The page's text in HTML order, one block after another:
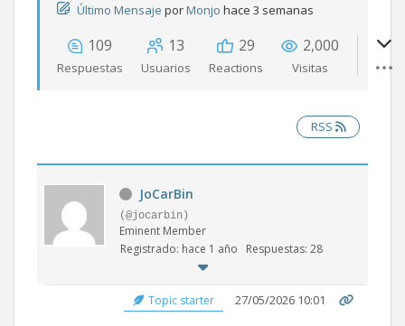
Último Mensaje porMonjo hace 3 semanas
109
Respuestas
13
Usuarios
29
Reactions
2,000
Visitas
RSS
JoCarBin
(@jocarbin)
Eminent Member
Registrado: hace 1 año
Respuestas: 28
Topic starter 27/05/2026 10:01